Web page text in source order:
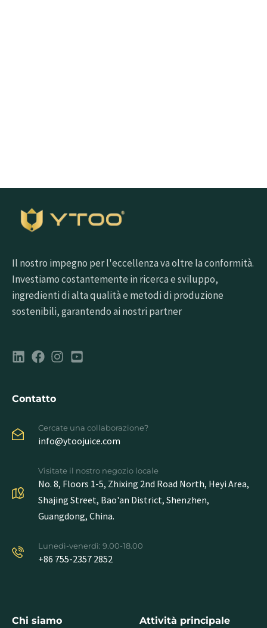
Il nostro impegno per l'eccellenza va oltre la conformità.
Investiamo costantemente in ricerca e sviluppo,
ingredienti di alta qualità e metodi di produzione
sostenibili, garantendo ai nostri partner
Contatto
Cercate una collaborazione?
info@ytoojuice.com
Visitate il nostro negozio locale
No. 8, Floors 1-5, Zhixing 2nd Road North, Heyi Area,
Shajing Street, Bao'an District, Shenzhen,
Guangdong, China.
Lunedì-venerdì: 9.00-18.00
+86 755-2357 2852
Chi siamo Attività principale